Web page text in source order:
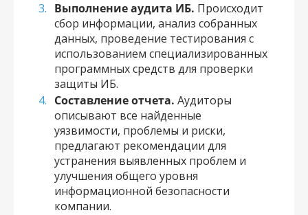
Выполнение аудита ИБ. Происходит
сбор информации, анализ собранных
данных, проведение тестирования с
использованием специализированных
программных средств для проверки
защиты ИБ.
Составление отчета. Аудиторы
описывают все найденные
уязвимости, проблемы и риски,
предлагают рекомендации для
устранения выявленных проблем и
улучшения общего уровня
информационной безопасности
компании.